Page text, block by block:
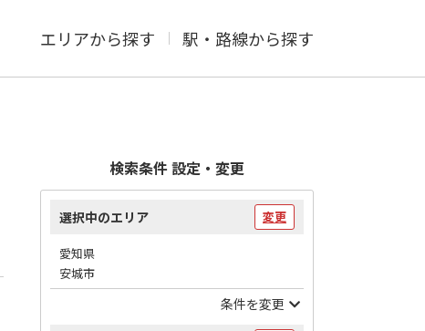
エリアから探す 駅・路線から探す
検索条件 設定・変更
選択中のエリア 変更
愛知県
安城市
条件を変更